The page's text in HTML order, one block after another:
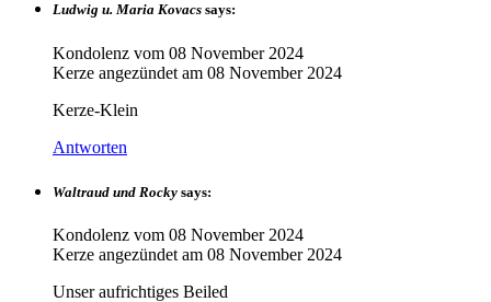
Ludwig u. Maria Kovacs says:
Kondolenz vom 08 November 2024
Kerze angezündet am 08 November 2024
Kerze-Klein
Antworten
Waltraud und Rocky says:
Kondolenz vom 08 November 2024
Kerze angezündet am 08 November 2024
Unser aufrichtiges Beiled